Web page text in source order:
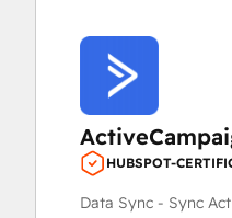
HUBSPOT-
Data Sync - Sync